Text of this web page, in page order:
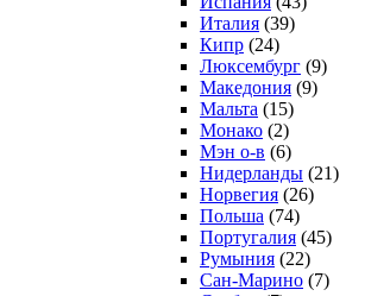
Италия (39)
Кипр (24)
Люксембург (9)
Македония (9)
Мальта (15)
Монако (2)
Мэн о-в (6)
Нидерланды (21)
Норвегия (26)
Польша (74)
Португалия (45)
Румыния (22)
Сан-Марино (7)